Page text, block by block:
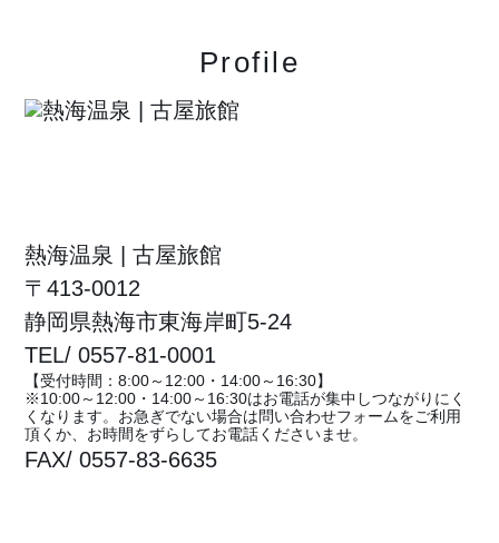
Profile
熱海温泉 | 古屋旅館
〒413-0012
静岡県熱海市東海岸町5-24
TEL/ 0557-81-0001
【受付時間：8:00～12:00・14:00～16:30】
※10:00～12:00・14:00～16:30はお電話が集中しつながりにく
くなります。お急ぎでない場合は問い合わせフォームをご利用
頂くか、お時間をずらしてお電話くださいませ。
FAX/ 0557-83-6635